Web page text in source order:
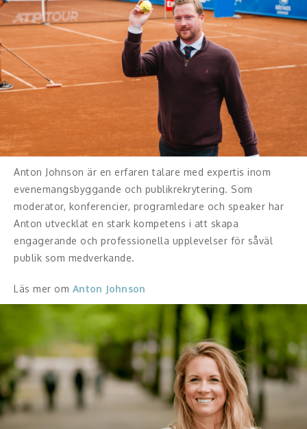
Idrottare och äventyrare
Kända musiker
Skådespelare
Alla ämnen
Anton Johnson är en erfaren talare med expertis inom
evenemangsbyggande och publikrekrytering. Som
moderator, konferencier, programledare och speaker har
Anton utvecklat en stark kompetens i att skapa
engagerande och professionella upplevelser för såväl
publik som medverkande.
Läs mer om Anton Johnson